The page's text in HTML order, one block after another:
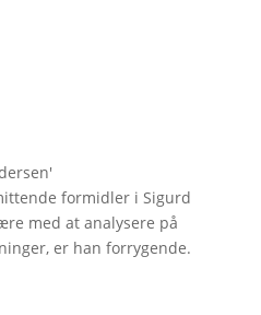
'
formidler i Sigurd
med at analysere på
er han forrygende.